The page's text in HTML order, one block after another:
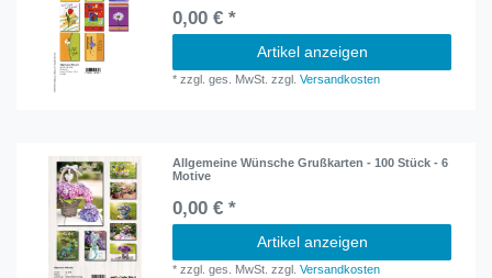
0,00 € *
Artikel anzeigen
*zzgl. ges. MwSt. zzgl.Versandkosten
Allgemeine Wünsche Grußkarten - 100 Stück - 6
Motive
0,00 € *
Artikel anzeigen
*zzgl. ges. MwSt. zzgl.Versandkosten